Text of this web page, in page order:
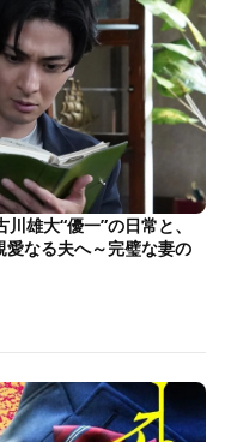
雄大“優一”の日常と、
愛なる夫へ～完璧な妻の